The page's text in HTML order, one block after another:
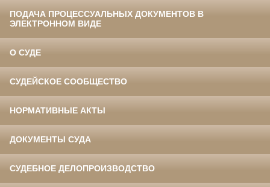
ПОДАЧА ПРОЦЕССУАЛЬНЫХ ДОКУМЕНТОВ В
ЭЛЕКТРОННОМ ВИДЕ
О СУДЕ
СУДЕЙСКОЕ СООБЩЕСТВО
НОРМАТИВНЫЕ АКТЫ
ДОКУМЕНТЫ СУДА
СУДЕБНОЕ ДЕЛОПРОИЗВОДСТВО